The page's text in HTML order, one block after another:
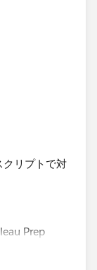
リプトで対
Prep